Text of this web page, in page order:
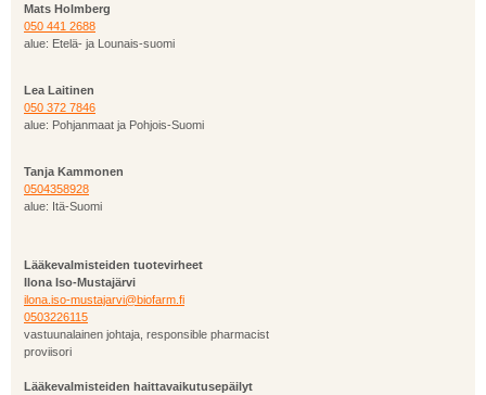
Mats Holmberg
050 441 2688
alue: Etelä- ja Lounais-suomi
Lea Laitinen
050 372 7846
alue: Pohjanmaat ja Pohjois-Suomi
Tanja Kammonen
0504358928
alue: Itä-Suomi
Lääkevalmisteiden tuotevirheet
Ilona Iso-Mustajärvi
ilona.iso-mustajarvi@biofarm.fi
0503226115
vastuunalainen johtaja, responsible pharmacist
proviisori
Lääkevalmisteiden haittavaikutusepäilyt